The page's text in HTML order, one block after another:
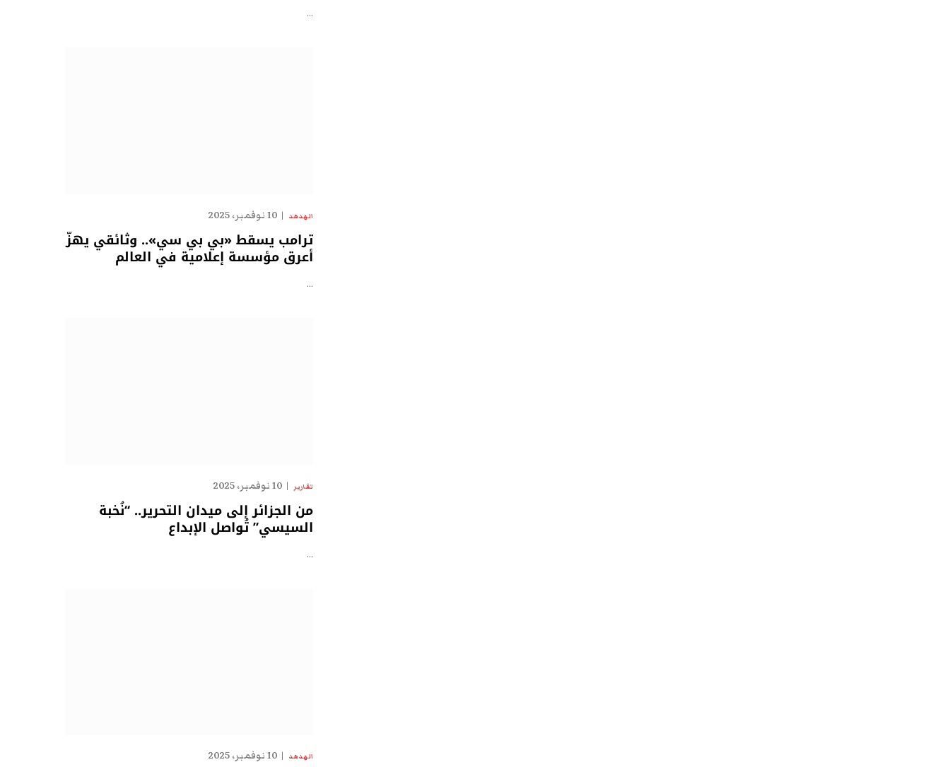
…
الهدهد 10 نوفمبر، 2025
ترامب يسقط «بي بي سي».. وثائقي يهزّ
أعرق مؤسسة إعلامية في العالم
…
تقارير 10 نوفمبر، 2025
من الجزائر إلى ميدان التحرير.. “نُخبة
السيسي” تُواصل الإبداع
…
الهدهد 10 نوفمبر، 2025